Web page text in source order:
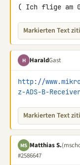
( Ich flige am
Markierten Text
H HaraldGast
http://
z-ADS-B-
Markierten Text
MS Matthias S.
#2586647